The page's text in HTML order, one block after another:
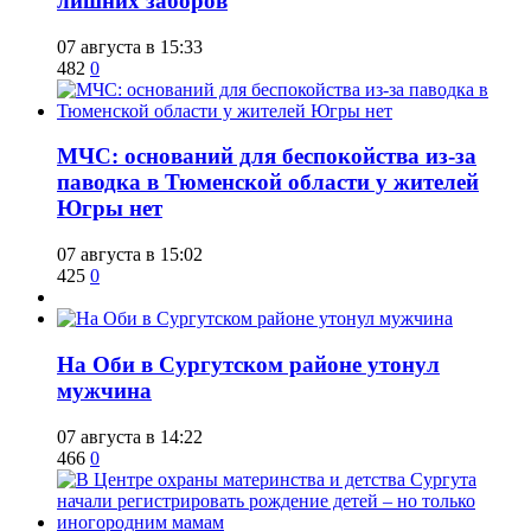
07 августа в 15:33
482 0
​МЧС: оснований для беспокойства из-за
паводка в Тюменской области у жителей
Югры нет
07 августа в 15:02
425 0
​На Оби в Сургутском районе утонул
мужчина
07 августа в 14:22
466 0